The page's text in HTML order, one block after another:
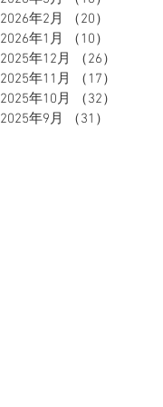
2026年2月
（20）
2026年1月
（10）
2025年12月
（26）
2025年11月
（17）
2025年10月
（32）
2025年9月
（31）